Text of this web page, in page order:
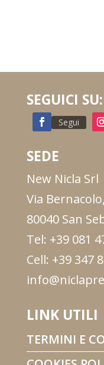
SEGUICI SU:
Segui
SEDE
New Nicla Srl
Via
80040 San
Tel: +39 081
Cell: +39 347
LINK UTILI
TERMINI E